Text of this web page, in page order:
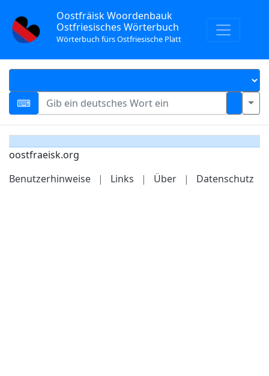
Oostfräisk Woordenbauk
Ostfriesisches Wörterbuch
Wörterbuch fürs Ostfriesische Platt
oostfraeisk.org
Benutzerhinweise
| Links | Über | Datenschutz